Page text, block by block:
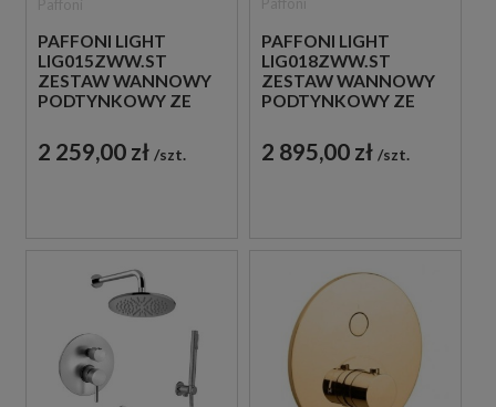
PAFFONI LIGHT
LIG015ZWW.ST
ZESTAW WANNOWY
PODTYNKOWY ZE
PRYSZNICOWĄ STAL
SZCZOTKOWANA
2 259,00 zł szt.
PAFFONI LIGHT
LIG018ZWW.ST
ZESTAW WANNOWY
PODTYNKOWY ZE
PRYSZNICOWĄ STAL
SZCZOTKOWANA
2 895,00 zł szt.